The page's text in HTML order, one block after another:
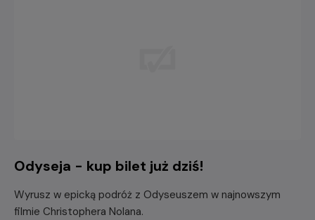
Odyseja - kup bilet już dziś!
Wyrusz w epicką podróż z Odyseuszem w najnowszym
filmie Christophera Nolana.